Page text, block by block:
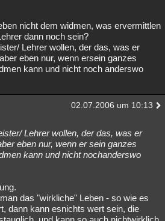
nicht dem widmen, was ervermittlen
dann noch sein?
Lehrer wollen, der das, was er
eben nur, wenn ersein ganzes
kann und nicht noch anderswo
02.07.2006 um 10:13
Lehrer wollen, der das, was er
eben nur, wenn er sein ganzes
kann und nicht nochanderswo
das "wirkliche" Leben - so wie es
dann kann esnichts wert sein, die